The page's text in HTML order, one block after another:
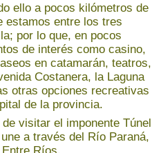
ello a pocos kilómetros de
estamos entre los tres
por lo que, en pocos
de interés como casino,
en catamarán, teatros,
Costanera, la Laguna
otras opciones recreativas
de la provincia.
visitar el imponente Túnel
a través del Río Paraná,